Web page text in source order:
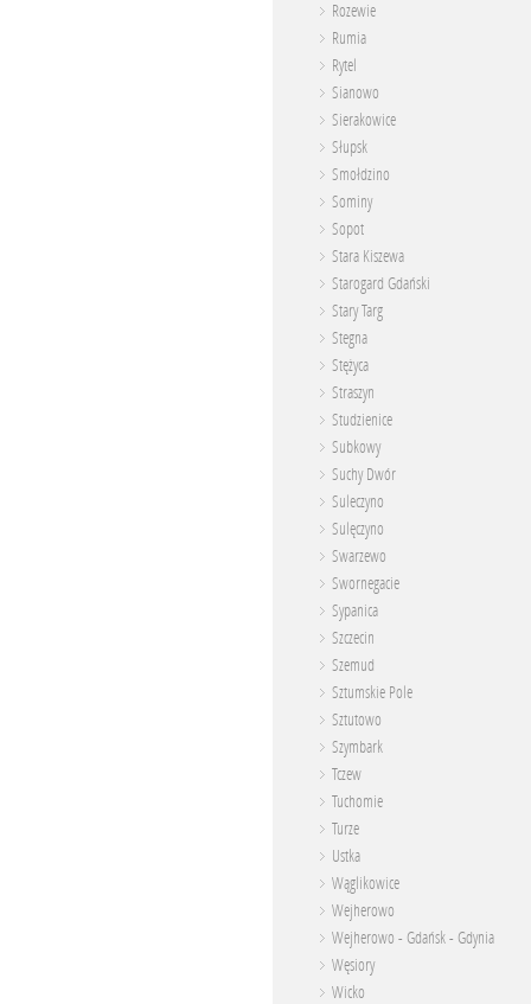
Rozewie
Rumia
Rytel
Sianowo
Sierakowice
Słupsk
Smołdzino
Sominy
Sopot
Stara Kiszewa
Starogard Gdański
Stary Targ
Stegna
Stężyca
Straszyn
Studzienice
Subkowy
Suchy Dwór
Suleczyno
Sulęczyno
Swarzewo
Swornegacie
Sypanica
Szczecin
Szemud
Sztumskie Pole
Sztutowo
Szymbark
Tczew
Tuchomie
Turze
Ustka
Wąglikowice
Wejherowo
Wejherowo - Gdańsk - Gdynia
Węsiory
Wicko